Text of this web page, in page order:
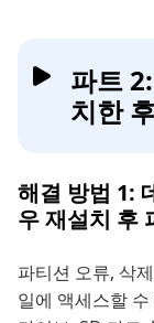
파트
치한
해결 방법 1:
우 재설치 후
파티션 오류, 삭
일에 액세스할